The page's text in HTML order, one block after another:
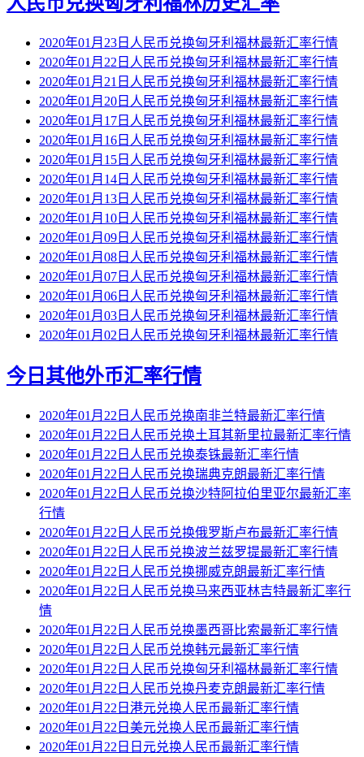
2020年01月23日人民币兑换匈牙利福林最新汇率行情
2020年01月22日人民币兑换匈牙利福林最新汇率行情
2020年01月21日人民币兑换匈牙利福林最新汇率行情
2020年01月20日人民币兑换匈牙利福林最新汇率行情
2020年01月17日人民币兑换匈牙利福林最新汇率行情
2020年01月16日人民币兑换匈牙利福林最新汇率行情
2020年01月15日人民币兑换匈牙利福林最新汇率行情
2020年01月14日人民币兑换匈牙利福林最新汇率行情
2020年01月13日人民币兑换匈牙利福林最新汇率行情
2020年01月10日人民币兑换匈牙利福林最新汇率行情
2020年01月09日人民币兑换匈牙利福林最新汇率行情
2020年01月08日人民币兑换匈牙利福林最新汇率行情
2020年01月07日人民币兑换匈牙利福林最新汇率行情
2020年01月06日人民币兑换匈牙利福林最新汇率行情
2020年01月03日人民币兑换匈牙利福林最新汇率行情
2020年01月02日人民币兑换匈牙利福林最新汇率行情
今日其他外币汇率行情
2020年01月22日人民币兑换南非兰特最新汇率行情
2020年01月22日人民币兑换土耳其新里拉最新汇率行情
2020年01月22日人民币兑换泰铢最新汇率行情
2020年01月22日人民币兑换瑞典克朗最新汇率行情
2020年01月22日人民币兑换沙特阿拉伯里亚尔最新汇率
行情
2020年01月22日人民币兑换俄罗斯卢布最新汇率行情
2020年01月22日人民币兑换波兰兹罗提最新汇率行情
2020年01月22日人民币兑换挪威克朗最新汇率行情
2020年01月22日人民币兑换马来西亚林吉特最新汇率行
情
2020年01月22日人民币兑换墨西哥比索最新汇率行情
2020年01月22日人民币兑换韩元最新汇率行情
2020年01月22日人民币兑换匈牙利福林最新汇率行情
2020年01月22日人民币兑换丹麦克朗最新汇率行情
2020年01月22日港元兑换人民币最新汇率行情
2020年01月22日美元兑换人民币最新汇率行情
2020年01月22日日元兑换人民币最新汇率行情